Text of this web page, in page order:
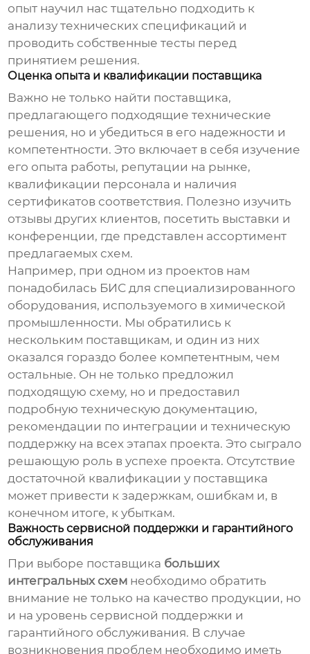
опыт научил нас тщательно подходить к
анализу технических спецификаций и
проводить собственные тесты перед
принятием решения.
Оценка опыта и квалификации поставщика
Важно не только найти поставщика,
предлагающего подходящие технические
решения, но и убедиться в его надежности и
компетентности. Это включает в себя изучение
его опыта работы, репутации на рынке,
квалификации персонала и наличия
сертификатов соответствия. Полезно изучить
отзывы других клиентов, посетить выставки и
конференции, где представлен ассортимент
предлагаемых схем.
Например, при одном из проектов нам
понадобилась БИС для специализированного
оборудования, используемого в химической
промышленности. Мы обратились к
нескольким поставщикам, и один из них
оказался гораздо более компетентным, чем
остальные. Он не только предложил
подходящую схему, но и предоставил
подробную техническую документацию,
рекомендации по интеграции и техническую
поддержку на всех этапах проекта. Это сыграло
решающую роль в успехе проекта. Отсутствие
достаточной квалификации у поставщика
может привести к задержкам, ошибкам и, в
конечном итоге, к убыткам.
Важность сервисной поддержки и гарантийного
обслуживания
При выборе поставщика больших
интегральных схем необходимо обратить
внимание не только на качество продукции, но
и на уровень сервисной поддержки и
гарантийного обслуживания. В случае
возникновения проблем необходимо иметь